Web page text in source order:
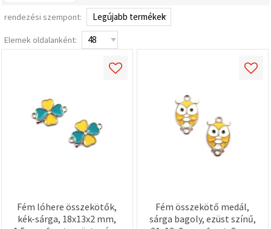
és
meg,
beleértve
Az "Összes
elfogadása"
preferenciáit
az adott
típusú sütik
rendezési szempont:
Elemek oldalanként:
Fém lóhere összekötők,
kék-sárga, 18x13x2 mm,
Fém összekötő medál,
sárga bagoly, ezüst színű,